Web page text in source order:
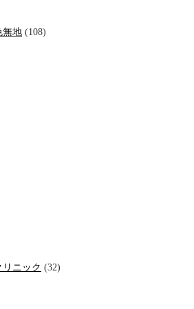
無地 (108)
ニック (32)